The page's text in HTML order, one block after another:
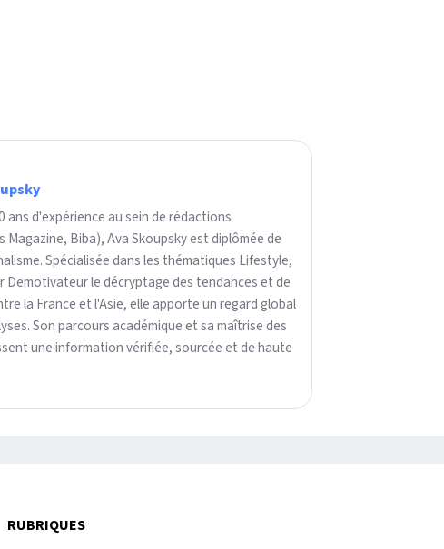
d'expérience au sein de rédactions
Biba), Ava Skoupsky est diplômée de
Spécialisée dans les thématiques Lifestyle,
Demotivateur le décryptage des tendances et de
la France et l'Asie, elle apporte un regard global
Son parcours académique et sa maîtrise des
une information vérifiée, sourcée et de haute
RUBRIQUES